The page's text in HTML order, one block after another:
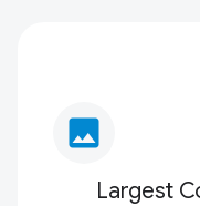
image
Largest